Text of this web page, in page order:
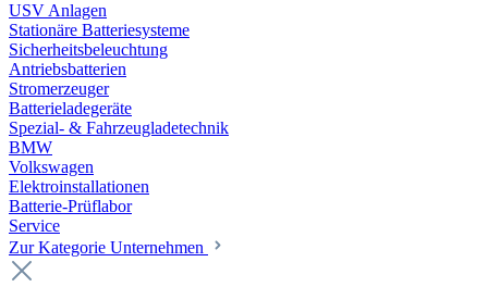
USV Anlagen
Stationäre Batteriesysteme
Sicherheitsbeleuchtung
Antriebsbatterien
Stromerzeuger
Batterieladegeräte
Spezial- & Fahrzeugladetechnik
BMW
Volkswagen
Elektroinstallationen
Batterie-Prüflabor
Service
Zur Kategorie Unternehmen